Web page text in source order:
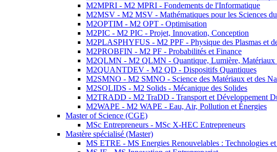
M2MPRI - M2 MPRI - Fondements de l'Informatique
M2MSV - M2 MSV - Mathématiques pour les Sciences
M2OPTIM - M2 OPT - Optimisation
M2PIC - M2 PIC - Projet, Innovation, Conception
M2PLASPHYFUS - M2 PPF - Physique des Plasmas et
M2PROBFIN - M2 PF - Probabilités et Finance
M2QLMN - M2 QLMN - Quantique, Lumière, Matériaux
M2QUANTDEV - M2 QD - Dispositifs Quantiques
M2SMNO - M2 SMNO - Science des Matériaux et des
M2SOLIDS - M2 Solids - Mécanique des Solides
M2TRADD - M2 TraDD - Transport et Développement
M2WAPE - M2 WAPE - Eau, Air, Pollution et Énergies
Master of Science (CGE)
MSc Entrepreneurs - MSc X-HEC Entrepreneurs
Mastère spécialisé (Master)
MS ETRE - MS Energies Renouvelables : Technologies